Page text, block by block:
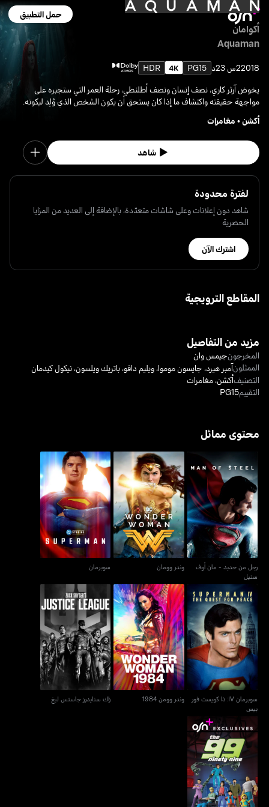
حمل التطبيق
أكوامان
Aquaman
20182س 23د PG15
HDR
يخوض آرثر كاري، نصف إنسان ونصف أطلنطي، رحلة العمر التي ستجبره على
مواجهة حقيقته واكتشاف ما إذا كان يستحق أن يكون الشخص الذي وُلِد ليكونه.
أكشن• مغامرات
شاهد
لفترة محدودة
شاهد دون إعلانات وعلى شاشات متعدّدة، بالإضافة إلى العديد من المزايا
الحصرية
اشترك الآن
المقاطع الترويجية
مزيد من التفاصيل
المخرجونجيمس وان
الممثلونآمبر هيرد، جايسون موموا،ويليم دافو،باتريك ويلسون،نيكول كيدمان
التصنيفأكشن،مغامرات
التقييمPG15
محتوى مماثل
رجل من حديد - مان أوف
ستيل
رجل من حديد - مان أوف
ستيل
وندر وومان
وندر وومان
سوبرمان
سوبرمان
سوبرمان IV: ذا كويست فور
بيس
سوبرمان IV: ذا كويست فور
بيس
وندر وومن 1984
وندر وومن 1984
زاك سنايدرز جاستس ليغ
زاك سنايدرز جاستس ليغ
ذا 99